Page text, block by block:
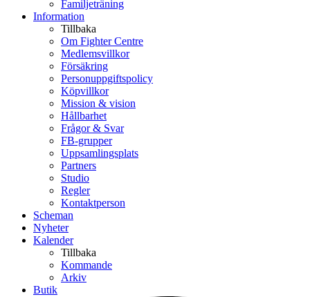
Familjeträning
Information
Tillbaka
Om Fighter Centre
Medlemsvillkor
Försäkring
Personuppgiftspolicy
Köpvillkor
Mission & vision
Hållbarhet
Frågor & Svar
FB-grupper
Uppsamlingsplats
Partners
Studio
Regler
Kontaktperson
Scheman
Nyheter
Kalender
Tillbaka
Kommande
Arkiv
Butik